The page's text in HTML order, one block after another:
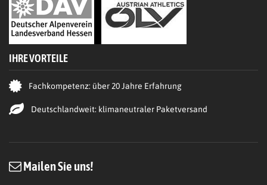
IHRE VORTEILE
Fachkompetenz: über 20 Jahre Erfahrung
Deutschlandweit: klimaneutraler Paketversand
Mailen Sie uns!